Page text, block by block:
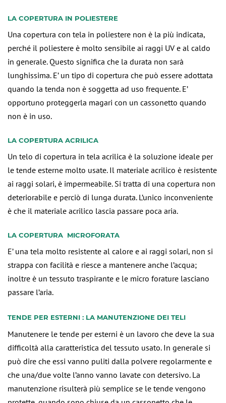
LA COPERTURA IN POLIESTERE
Una copertura con tela in poliestere non è la più indicata,
perché il poliestere è molto sensibile ai raggi UV e al caldo
in generale. Questo significa che la durata non sarà
lunghissima. E’ un tipo di copertura che può essere adottata
quando la tenda non è soggetta ad uso frequente. E’
opportuno proteggerla magari con un cassonetto quando
non è in uso.
LA COPERTURA ACRILICA
Un telo di copertura in tela acrilica è la soluzione ideale per
le tende esterne molto usate. Il materiale acrilico è resistente
ai raggi solari, è impermeabile. Si tratta di una copertura non
deteriorabile e perciò di lunga durata. L’unico inconveniente
è che il materiale acrilico lascia passare poca aria.
LA COPERTURA MICROFORATA
E’ una tela molto resistente al calore e ai raggi solari, non si
strappa con facilità e riesce a mantenere anche l’acqua;
inoltre è un tessuto traspirante e le micro forature lasciano
passare l’aria.
TENDE PER ESTERNI : LA MANUTENZIONE DEI TELI
Manutenere le tende per esterni è un lavoro che deve la sua
difficoltà alla caratteristica del tessuto usato. In generale si
può dire che essi vanno puliti dalla polvere regolarmente e
che una/due volte l’anno vanno lavate con detersivo. La
manutenzione risulterà più semplice se le tende vengono